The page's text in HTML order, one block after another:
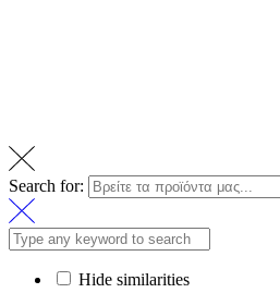
Search for:
Hide similarities